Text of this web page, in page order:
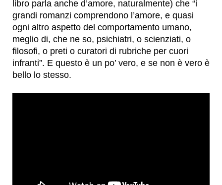
libro parla anche d’amore, naturalmente) che “i
grandi romanzi comprendono l’amore, e quasi
ogni altro aspetto del comportamento umano,
meglio di, che ne so, psichiatri, o scienziati, o
filosofi, o preti o curatori di rubriche per cuori
infranti”. E questo è un po’ vero, e se non è vero è
bello lo stesso.